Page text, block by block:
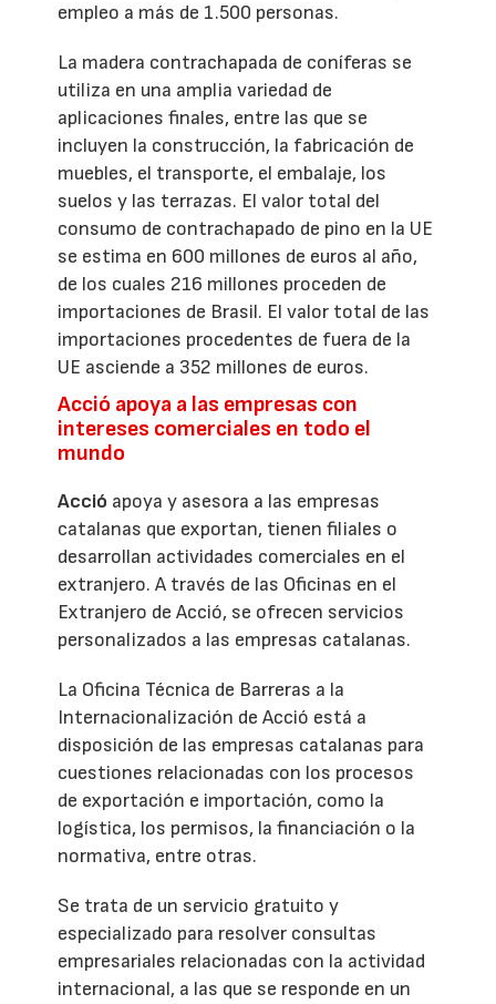
empleo a más de 1.500 personas.
La madera contrachapada de coníferas se
utiliza en una amplia variedad de
aplicaciones finales, entre las que se
incluyen la construcción, la fabricación de
muebles, el transporte, el embalaje, los
suelos y las terrazas. El valor total del
consumo de contrachapado de pino en la UE
se estima en 600 millones de euros al año,
de los cuales 216 millones proceden de
importaciones de Brasil. El valor total de las
importaciones procedentes de fuera de la
UE asciende a 352 millones de euros.
Acció apoya a las empresas con
intereses comerciales en todo el
mundo
Acció apoya y asesora a las empresas
catalanas que exportan, tienen filiales o
desarrollan actividades comerciales en el
extranjero. A través de las Oficinas en el
Extranjero de Acció, se ofrecen servicios
personalizados a las empresas catalanas.
La Oficina Técnica de Barreras a la
Internacionalización de Acció está a
disposición de las empresas catalanas para
cuestiones relacionadas con los procesos
de exportación e importación, como la
logística, los permisos, la financiación o la
normativa, entre otras.
Se trata de un servicio gratuito y
especializado para resolver consultas
empresariales relacionadas con la actividad
internacional, a las que se responde en un